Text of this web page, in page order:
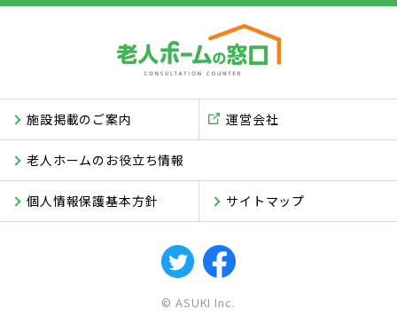
施設掲載のご案内
老人ホームのお役立ち情報
サイトマップ
運営会社
個人情報保護基本方針
© ASUKI Inc.